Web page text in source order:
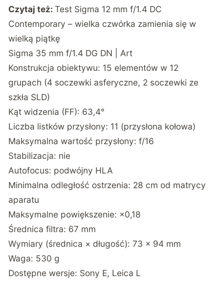
Czytaj też:Test Sigma 12 mm f/1.4 DC
Contemporary – wielka czwórka zamienia się w
wielką piątkę
Sigma 35 mm f/1.4 DG DN | Art
Konstrukcja obiektywu: 15 elementów w 12
grupach (4 soczewki asferyczne, 2 soczewki ze
szkła SLD)
Kąt widzenia (FF): 63,4°
Liczba listków przysłony: 11 (przysłona kołowa)
Maksymalna wartość przysłony: f/16
Stabilizacja: nie
Autofocus: podwójny HLA
Minimalna odległość ostrzenia: 28 cm od matrycy
aparatu
Maksymalne powiększenie: ×0,18
Średnica filtra: 67 mm
Wymiary (średnica × długość): 73 × 94 mm
Waga: 530 g
Dostępne wersje: Sony E, Leica L